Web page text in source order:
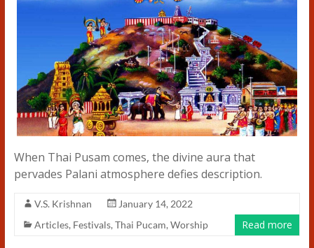
When Thai Pusam comes, the divine aura that
pervades Palani atmosphere defies description.
V.S. Krishnan
January 14, 2022
Articles, Festivals, Thai Pucam, Worship Read more